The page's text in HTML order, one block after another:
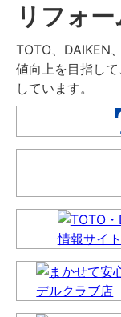
リフォ
TOTO、DAIKEN
値向上を目指し
しています。